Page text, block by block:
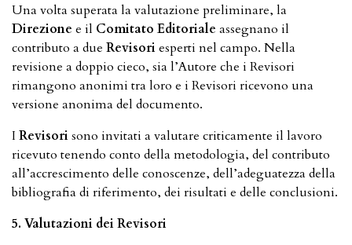
Una volta superata la valutazione preliminare, la
Direzione e il Comitato Editoriale assegnano il
contributo a due Revisoriesperti nel campo. Nella
revisione a doppio cieco, sia l’Autore che i Revisori
rimangono anonimi tra loro e i Revisori ricevono una
versione anonima del documento.
I Revisorisono invitati a valutare criticamente il lavoro
ricevuto tenendo conto della metodologia, del contributo
all’accrescimento delle conoscenze, dell’adeguatezza della
bibliografia di riferimento, dei risultati e delle conclusioni.
5. Valutazioni dei Revisori